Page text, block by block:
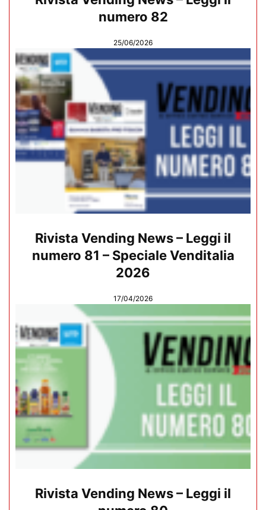
numero 82
25/06/2026
Rivista Vending News – Leggi il
numero 81 – Speciale Venditalia
2026
17/04/2026
Rivista Vending News – Leggi il